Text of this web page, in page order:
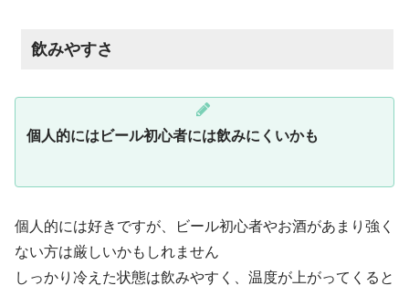
飲みやすさ
個人的にはビール初心者には飲みにくいかも
個人的には好きですが、ビール初心者やお酒があまり強く
ない方は厳しいかもしれません
しっかり冷えた状態は飲みやすく、温度が上がってくると